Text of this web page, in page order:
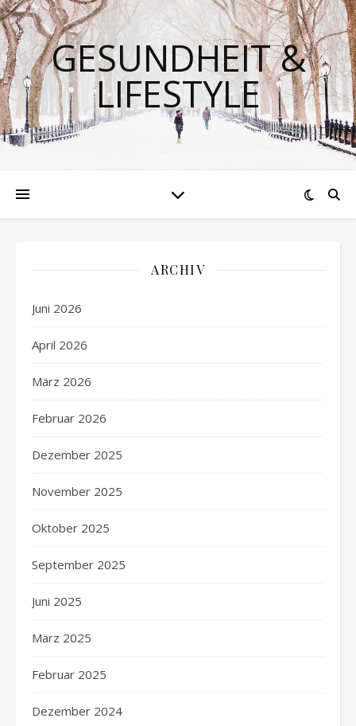
GESUNDHEIT &
LIFESTYLE
ARCHIV
Juni 2026
April 2026
März 2026
Februar 2026
Dezember 2025
November 2025
Oktober 2025
September 2025
Juni 2025
März 2025
Februar 2025
Dezember 2024